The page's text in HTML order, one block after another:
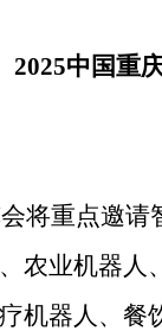
2025中国重
将重点邀请
农业机器人
机器人、